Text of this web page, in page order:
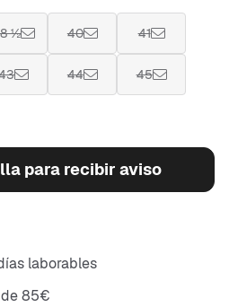
½ 40 41
44 45
para recibir aviso
laborables
85€